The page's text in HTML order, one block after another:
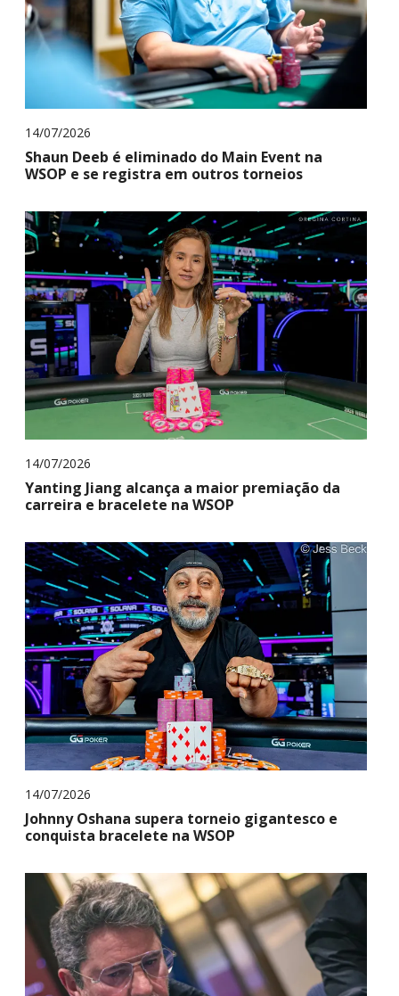
14/07/2026
Shaun Deeb é eliminado do Main Event na
WSOP e se registra em outros torneios
14/07/2026
Yanting Jiang alcança a maior premiação da
carreira e bracelete na WSOP
14/07/2026
Johnny Oshana supera torneio gigantesco e
conquista bracelete na WSOP